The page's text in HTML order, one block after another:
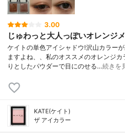
3.00
じゅわっと大人っぽいオレンジ
ケイトの単色アイシャドウ!沢山カラー
ますよね、、私のオススメのオレンジ
りとしたパウダーで目にのせる…続きを
KATE(ケイト)
ザ アイカラー